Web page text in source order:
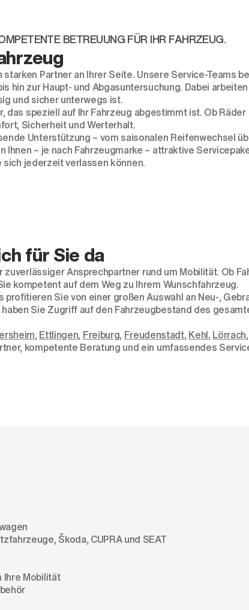
BETREUUNG FÜR IHR FAHRZEUG.
Partner an Ihrer Seite. Unsere Service-
hin zur Haupt- und Abgasuntersuchung. Dabei
und sicher unterwegs ist.
das speziell auf Ihr Fahrzeug abgestimmt ist. Ob
Sicherheit und Werterhalt.
Unterstützung – vom saisonalen Reifenwechsel
Ihnen – je nach Fahrzeugmarke – attraktive
jederzeit verlassen können.
für Sie da
Ansprechpartner rund um Mobilität. Ob
kompetent auf dem Weg zu Ihrem Wunschfahrzeug.
Sie von einer großen Auswahl an Neu-,
Sie Zugriff auf den Fahrzeugbestand des
, Ettlingen, Freiburg, Freudenstadt, Kehl, Lörrach,
kompetente Beratung und ein umfassendes
Škoda, CUPRA und SEAT
Ihre Mobilität